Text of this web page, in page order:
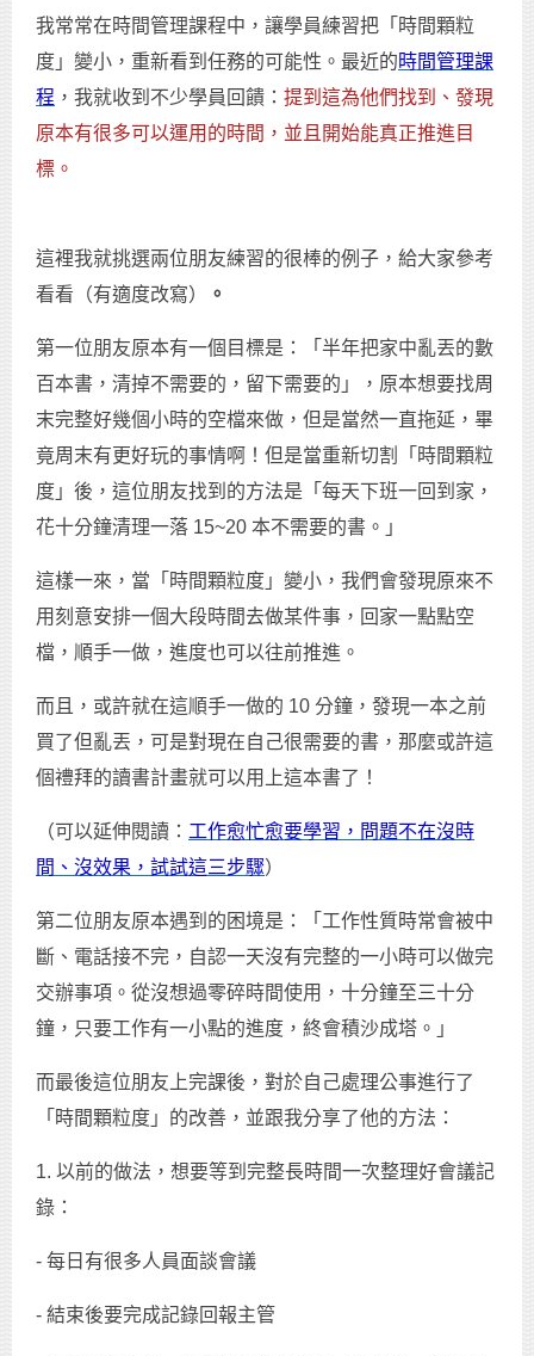
我常常在時間管理課程中，讓學員練習把「時間顆粒
度」變小，重新看到任務的可能性。最近的時間管理課
程 ，我就收到不少學員回饋： 提到這為他們找到、發現
原本有很多可以運用的時間，並且開始能真正推進目
標。
這裡我就挑選兩位朋友練習的很棒的例子，給大家參考
看看（有適度改寫）
。
第一位朋友原本有一個目標是：「半年把家中亂丟的數
百本書，清掉不需要的，留下需要的」，原本想要找周
末完整好幾個小時的空檔來做，但是當然一直拖延，畢
竟周末有更好玩的事情啊！但是當重新切割「時間顆粒
度」後，這位朋友找到的方法是「每天下班一回到家，
花十分鐘清理一落 15~20 本不需要的書。」
這樣一來，當「時間顆粒度」變小，我們會發現原來不
用刻意安排一個大段時間去做某件事，回家一點點空
檔，順手一做，進度也可以往前推進。
而且，或許就在這順手一做的 10 分鐘，發現一本之前
買了但亂丟，可是對現在自己很需要的書，那麼或許這
個禮拜的讀書計畫就可以用上這本書了！
（可以延伸閱讀： 工作愈忙愈要學習，問題不在沒時
間、沒效果，試試這三步驟）
第二位朋友原本遇到的困境是：「工作性質時常會被中
斷、電話接不完，自認一天沒有完整的一小時可以做完
交辦事項。從沒想過零碎時間使用，十分鐘至三十分
鐘，只要工作有一小點的進度，終會積沙成塔。」
而最後這位朋友上完課後，對於自己處理公事進行了
「時間顆粒度」的改善，並跟我分享了他的方法：
1. 以前的做法，想要等到完整長時間一次整理好會議記
錄：
- 每日有很多人員面談會議
- 結束後要完成記錄回報主管